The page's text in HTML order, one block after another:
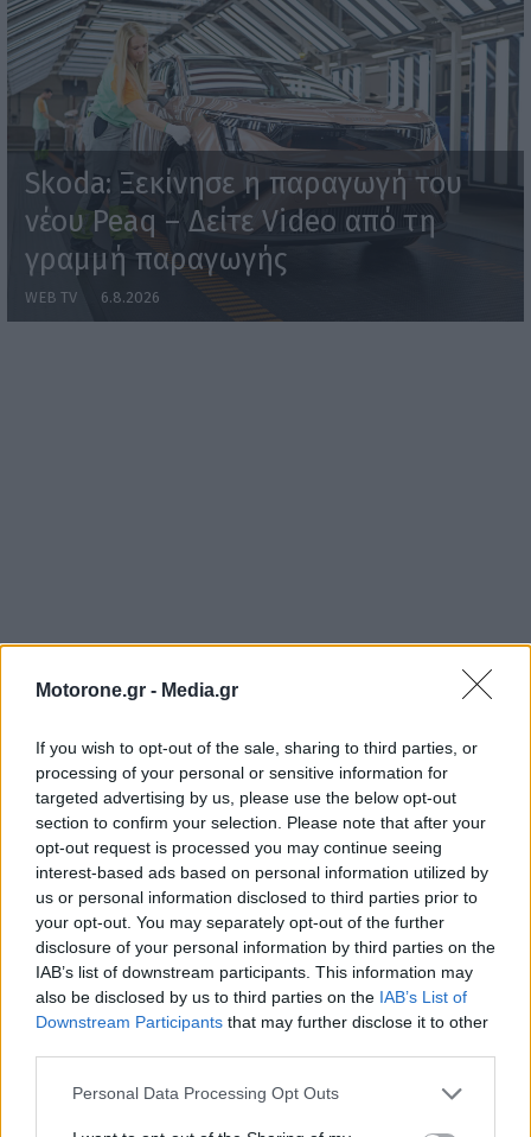
Motorone.gr - Media.gr
If you wish to opt-out of the sale, sharing to third parties, or
processing of your personal or sensitive information for
targeted advertising by us, please use the below opt-out
section to confirm your selection. Please note that after your
opt-out request is processed you may continue seeing
interest-based ads based on personal information utilized by
us or personal information disclosed to third parties prior to
your opt-out. You may separately opt-out of the further
disclosure of your personal information by third parties on the
IAB’s list of downstream participants. This information may
also be disclosed by us to third parties on the IAB’s List of
Downstream Participants that may further disclose it to other
Personal Data Processing Opt Outs
Skoda: Ξεκίνησε η παραγωγή του
νέου Peaq – Δείτε Video από τη
γραμμή παραγωγής
WEB TV 6.8.2026
ΕΠΙΚΑΙΡΟΤΗΤΑ
ΚΟΣΜΟΣ